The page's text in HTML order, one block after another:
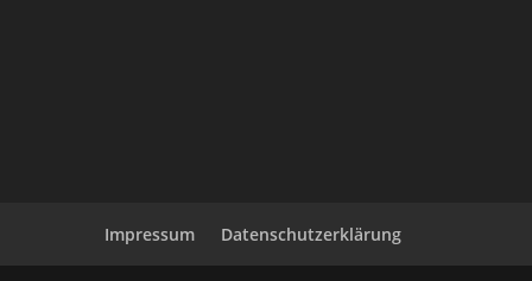
Impressum Datenschutzerklärung